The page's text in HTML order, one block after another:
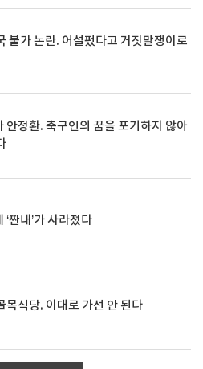
불가 논란. 어설펐다고 거짓말쟁이로
안정환. 축구인의 꿈을 포기하지 않아
‘짠내’가 사라졌다
목식당. 이대로 가선 안 된다